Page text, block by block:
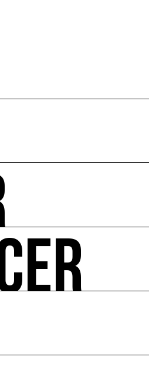
et de l'écologie :
culture et écologie.
dans le monde.